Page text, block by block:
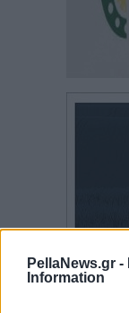
PellaNews.gr -
Information